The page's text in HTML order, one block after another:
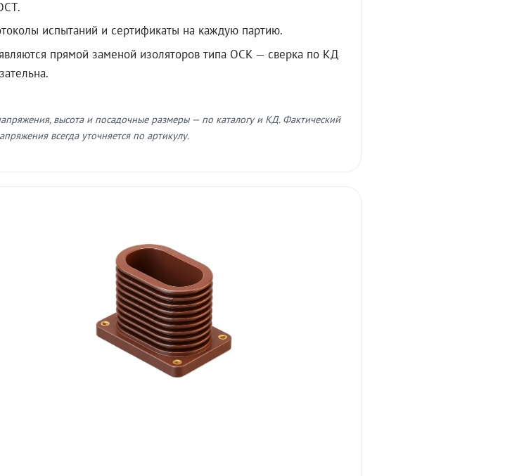
испытаний и сертификаты на каждую партию.
прямой заменой изоляторов типа ОСК — сверка по КД
высота и посадочные размеры — по каталогу и КД. Фактический
всегда уточняется по артикулу.